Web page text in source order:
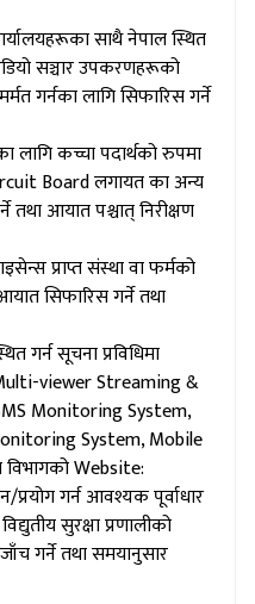
साथै नेपाल स्थित
सञ्चार उपकरणहरूको
गर्नका लागि सिफारिस गर्ने
लागि कच्चा पदार्थको रुपमा
Board लगायत का अन्य
आयात पश्चात् निरीक्षण
प्राप्त संस्था वा फर्मको
सिफारिस गर्ने तथा
गर्न सूचना प्रविधिमा
viewer Streaming &
Monitoring System,
System, Mobile
Website:
गर्न आवश्यक पूर्वाधार
सुरक्षा प्रणालीको
गर्ने तथा समयानुसार